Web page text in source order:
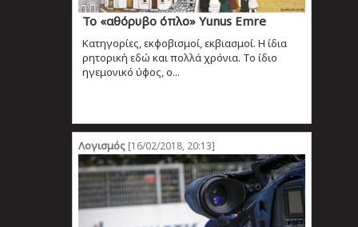
Το «αθόρυβο όπλο» Yunus Emre
Κατηγορίες, εκφοβισμοί, εκβιασμοί. Η ίδια
ρητορική εδώ και πολλά χρόνια. Το ίδιο
ηγεμονικό ύφος, ο...
Λογισμός[16/02/2018, 20:13]